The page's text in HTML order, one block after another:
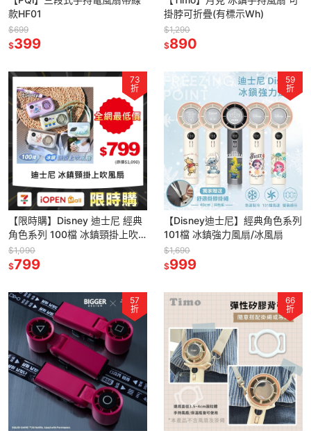
款HF01
$699
$399
掛脖可折疊(有標示Wh)
$1,290
$890
73
折
【限時購】Disney 迪士尼 經典
角色系列 100檔 冰鎮頸掛上吹
風扇/冰風扇
$1,090
$799
59
折
【Disney迪士尼】經典角色系列
101檔 冰鎮強力風扇/冰風扇
$1,690
$999
57
折
66
折